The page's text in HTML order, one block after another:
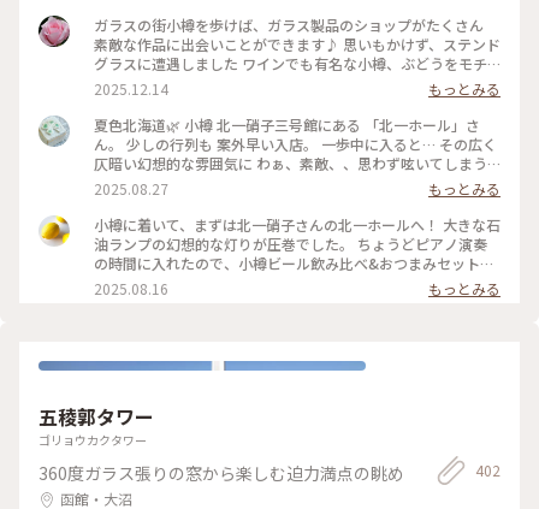
ガラスの街小樽を歩けば、ガラス製品のショップがたくさん
素敵な作品に出会いことができます♪ 思いもかけず、ステンド
グラスに遭遇しました ワインでも有名な小樽、ぶどうをモチ
ーフにした作品でした 散策も楽しい♪ #ことりっぷと一緒 #こ
とりっぷ小樽
2025.12.14
もっとみる
夏色北海道🌿 小樽 北一硝子三号館にある 「北一ホール」さ
ん。 少しの行列も 案外早い入店。 一歩中に入ると… その広く
仄暗い幻想的な雰囲気に わぁ、素敵、、思わず呟いてしまう
ほど。。 木造の梁と柱の レトロな喫茶ホール。 167個の石油
ランプの灯りと 美しいステンドグラスが なんとも幻想的。。
セルフサービスで オーダー後 一番奥の席へ。 北海道の牛乳の
美味しさに すっかりハマり 迷わず 北海道牛乳のソフトクリー
ムと 小樽ビールで ゆるりカフェ時間。 ちょうど ピアノ演奏が
始まり… さらに ロマンチックな雰囲気に。。 ずっと ひたって
いたかった。。 ・ 167個のランプは 開店と同時に スタッフさ
ェ#ゆるりｼﾆｱ旅#ゆるり夏時間
2025.08.27
もっとみる
小樽に着いて、まずは北一硝子さんの北一ホールへ！ 大きな石
油ランプの幻想的な灯りが圧巻でした。 ちょうどピアノ演奏
の時間に入れたので、小樽ビール飲み比べ&おつまみセットと
ミルクティーソフトをいただきながら、素敵な演奏と空間を堪
能。 長年憧れだった場所に行けて感動でした✨ #北海道 #小樽
2025.08.16 もっとみる
五稜郭タワー
ゴリョウカクタワー
360度ガラス張りの窓から楽しむ迫力満点の眺め
函館・大沼
402